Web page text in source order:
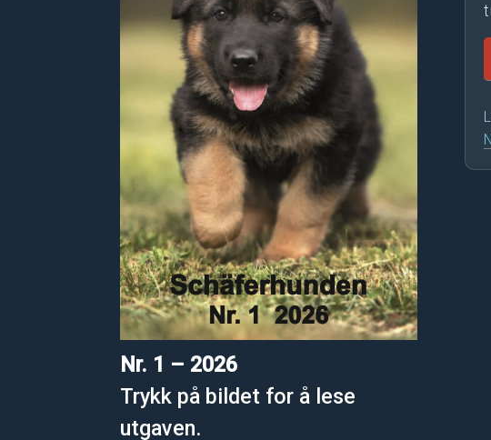
Nr. 1 – 2026
Trykk på bildet for å lese
utgaven.